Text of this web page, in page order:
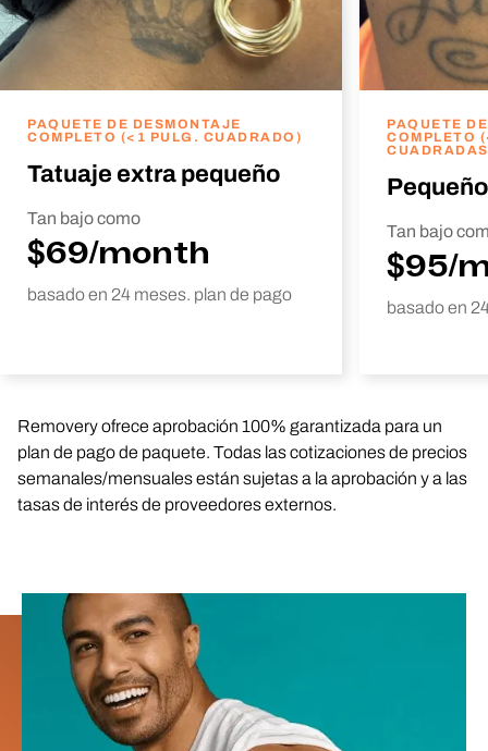
PAQUETE DE DESMONTAJE
COMPLETO (<1 PULG. CUADRADO)
Tatuaje extra pequeño
Tan bajo como
$69/month
basado en 24 meses. plan de pago
PAQUETE
COMPLETO
Tan bajo
$95/
basado en
Removery ofrece aprobación 100% garantizada para un
plan de pago de paquete. Todas las cotizaciones de precios
semanales/mensuales están sujetas a la aprobación y a las
tasas de interés de proveedores externos.